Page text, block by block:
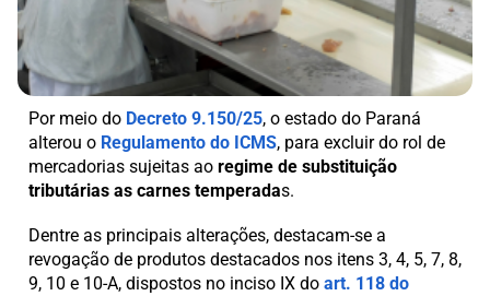
Por meio do Decreto 9.150/25, o estado do Paraná
alterou o Regulamento do ICMS, para excluir do rol de
mercadorias sujeitas ao regime de substituição
tributárias as carnes temperadas.
Dentre as principais alterações, destacam-se a
revogação de produtos destacados nos itens 3, 4, 5, 7, 8,
9, 10 e 10-A, dispostos no inciso IX do art. 118 do